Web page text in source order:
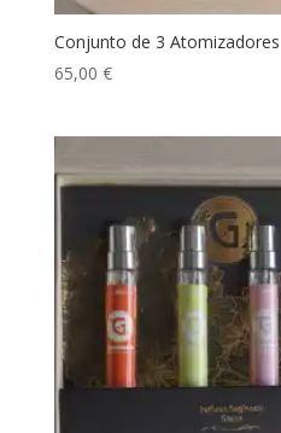
Conjunto de 3 Atomizadores
65,00 €